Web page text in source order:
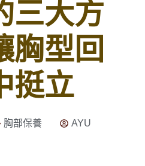
三大方
胸型回
挺立
胸部保養 AYU